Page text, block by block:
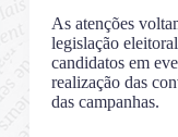
As atenções
legislação
candidatos em
realização das
das campanhas.